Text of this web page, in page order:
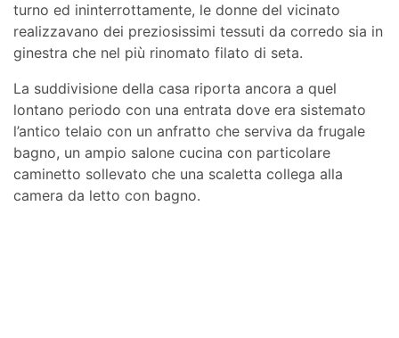
turno ed ininterrottamente, le donne del vicinato
realizzavano dei preziosissimi tessuti da corredo sia in
ginestra che nel più rinomato filato di seta.
La suddivisione della casa riporta ancora a quel
lontano periodo con una entrata dove era sistemato
l’antico telaio con un anfratto che serviva da frugale
bagno, un ampio salone cucina con particolare
caminetto sollevato che una scaletta collega alla
camera da letto con bagno.